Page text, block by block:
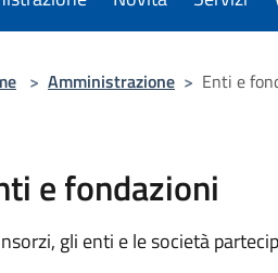
> Amministrazione > Enti e
e fondazioni
gli enti e le società